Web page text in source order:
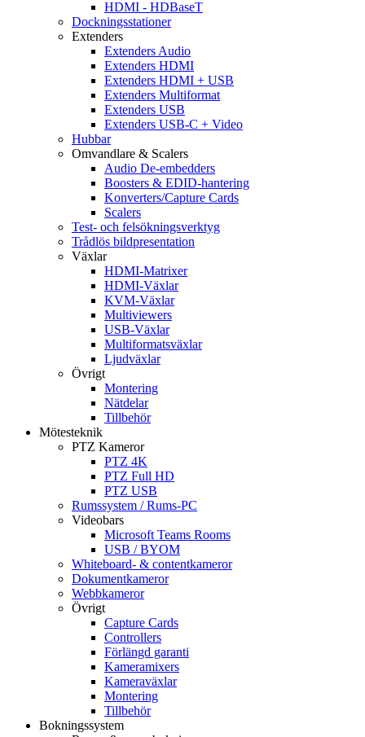
HDMI - HDBaseT
Dockningsstationer
Extenders
Extenders Audio
Extenders HDMI
Extenders HDMI + USB
Extenders Multiformat
Extenders USB
Extenders USB-C + Video
Hubbar
Omvandlare & Scalers
Audio De-embedders
Boosters & EDID-hantering
Konverters/Capture Cards
Scalers
Test- och felsökningsverktyg
Trådlös bildpresentation
Växlar
HDMI-Matrixer
HDMI-Växlar
KVM-Växlar
Multiviewers
USB-Växlar
Multiformatsväxlar
Ljudväxlar
Övrigt
Montering
Nätdelar
Tillbehör
Mötesteknik
PTZ Kameror
PTZ 4K
PTZ Full HD
PTZ USB
Rumssystem / Rums-PC
Videobars
Microsoft Teams Rooms
USB / BYOM
Whiteboard- & contentkameror
Dokumentkameror
Webbkameror
Övrigt
Capture Cards
Controllers
Förlängd garanti
Kameramixers
Kameraväxlar
Montering
Tillbehör
Bokningssystem